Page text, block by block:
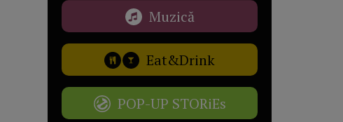
Muzică
Eat&Drink
POP-UP STORiEs